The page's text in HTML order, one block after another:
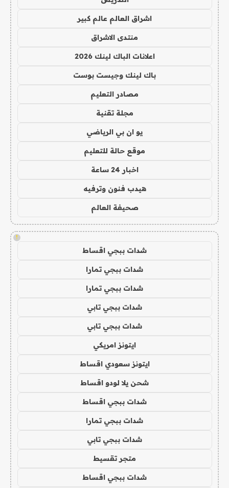
اشراق العالم عالم كبير
منتدى الاشراق
اعلانات الباك لينك 2026
باك لينك وجيست بوست
مصادر التعليم
مجلة تقنية
يو ان بي الرياضي
موقع حالة للتعليم
اخبار 24 ساعة
هيدب فنون وترفيه
صحيفة العالم
!
شدات ببجي اقساط
شدات ببجي تمارا
شدات ببجي تمارا
شدات ببجي تابي
شدات ببجي تابي
ايتونز امريكي
ايتونز سعودي اقساط
شحن يلا لودو اقساط
شدات ببجي اقساط
شدات ببجي تمارا
شدات ببجي تابي
متجر تقسيط
شدات ببجي اقساط